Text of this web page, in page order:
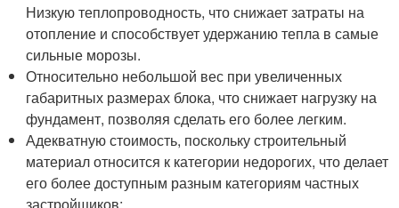
Низкую теплопроводность, что снижает затраты на
отопление и способствует удержанию тепла в самые
сильные морозы.
Относительно небольшой вес при увеличенных
габаритных размерах блока, что снижает нагрузку на
фундамент, позволяя сделать его более легким.
Адекватную стоимость, поскольку строительный
материал относится к категории недорогих, что делает
его более доступным разным категориям частных
застройщиков;